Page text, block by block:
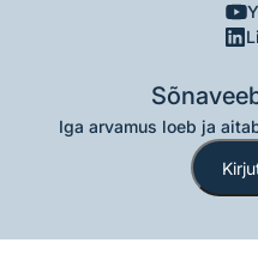
Iga arvamus loeb ja